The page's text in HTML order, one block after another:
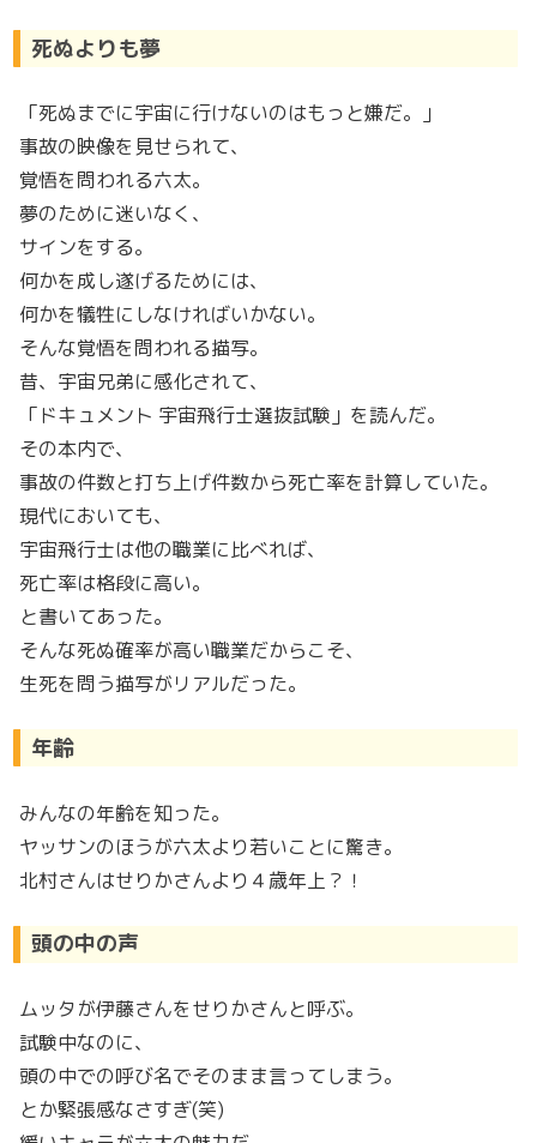
死ぬよりも夢
「死ぬまでに宇宙に行けないのはもっと嫌だ。」
事故の映像を見せられて、
覚悟を問われる六太。
夢のために迷いなく、
サインをする。
何かを成し遂げるためには、
何かを犠牲にしなければいかない。
そんな覚悟を問われる描写。
昔、宇宙兄弟に感化されて、
「ドキュメント 宇宙飛行士選抜試験」を読んだ。
その本内で、
事故の件数と打ち上げ件数から死亡率を計算していた。
現代においても、
宇宙飛行士は他の職業に比べれば、
死亡率は格段に高い。
と書いてあった。
そんな死ぬ確率が高い職業だからこそ、
生死を問う描写がリアルだった。
年齢
みんなの年齢を知った。
ヤッサンのほうが六太より若いことに驚き。
北村さんはせりかさんより４歳年上？！
頭の中の声
ムッタが伊藤さんをせりかさんと呼ぶ。
試験中なのに、
頭の中での呼び名でそのまま言ってしまう。
とか緊張感なさすぎ(笑)